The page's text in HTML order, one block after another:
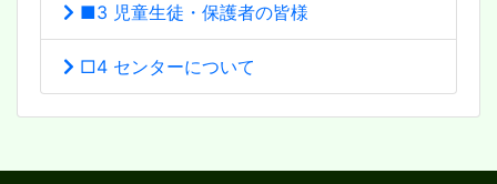
■3 児童生徒・保護者の皆様
□4 センターについて